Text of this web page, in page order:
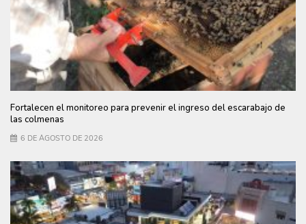
Fortalecen el monitoreo para prevenir el ingreso del escarabajo de
las colmenas
6 DE AGOSTO DE 2026